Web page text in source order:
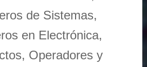
de Sistemas,
en Electrónica,
Operadores y